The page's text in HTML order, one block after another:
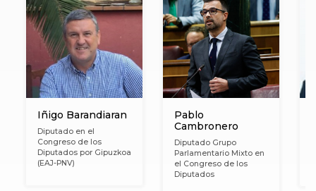
Iñigo Barandiaran
Diputado en el
Congreso de los
Diputados por Gipuzkoa
(EAJ-PNV)
Pablo
Cambronero
Diputado Grupo
Parlamentario Mixto en
el Congreso de los
Diputados